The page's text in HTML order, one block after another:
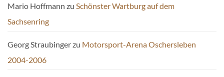
Mario Hoffmann zu Schönster Wartburg auf dem
Sachsenring
Georg Straubingerzu Motorsport-Arena Oschersleben
2004-2006